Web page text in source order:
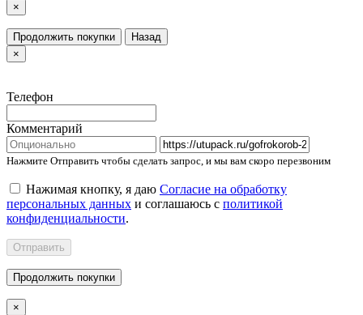
×
Продолжить покупки
Назад
×
Телефон
Комментарий
Нажмите Отправить чтобы сделать запрос, и мы вам скоро перезвоним
Нажимая кнопку, я даю Согласие на обработку
персональных данных и соглашаюсь с политикой
конфиденциальности.
Отправить
Продолжить покупки
×